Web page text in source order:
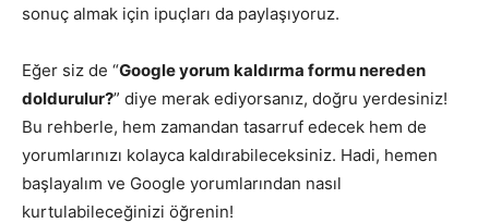
sonuç almak için ipuçları da paylaşıyoruz.
Eğer siz de “Google yorum kaldırma formu nereden
doldurulur?” diye merak ediyorsanız, doğru yerdesiniz!
Bu rehberle, hem zamandan tasarruf edecek hem de
yorumlarınızı kolayca kaldırabileceksiniz. Hadi, hemen
başlayalım ve Google yorumlarından nasıl
kurtulabileceğinizi öğrenin!